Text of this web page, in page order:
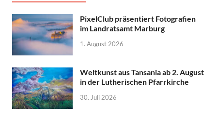
PixelClub präsentiert Fotografien
im Landratsamt Marburg
1. August 2026
Weltkunst aus Tansania ab 2. August
in der Lutherischen Pfarrkirche
30. Juli 2026